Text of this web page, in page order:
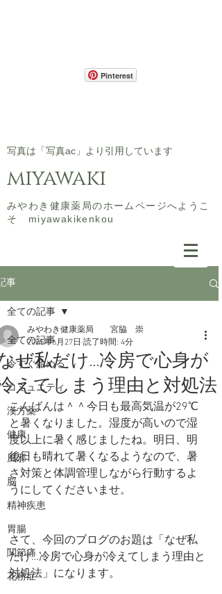
Pinterest
​写真は「写真ac」より引用しています
miyawaki
​みやわき健康薬局のホームページへようこ
そ miyawakikenkou
事
全ての記事
今すぐ始める
コミュニティ
漢方薬
健康
風邪
脳
精神疾患
胃腸
関節痛
花粉症
全ての記事
ぜ私だけ…冷房で心身が
えてしまう理由と対処法
みやわき健康薬局 宮脇 崇
2025年6月27日 読了時間: 4分
こんばんは＾＾今日も最高気温が29℃
と暑くなりました。湿度が高いので湿
度以上に暑く感じましたね。明日、明
後日も晴れて暑くなるようなので、暑
さ対策と体調管理しながら行動するよ
うにしてくださいませ。
さて、今回のブログのお題は「なぜ私
だけ…冷房で心身が冷えてしまう理由と
対処法」になります。